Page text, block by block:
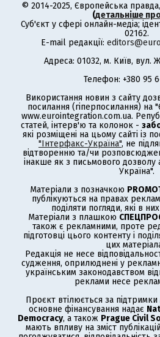
© 2014-2025, Європейська
(детальніше
Суб'єкт у сфері онлайн-медіа;
02162.
E-mail редакції:
Адреса: 01032, м. Київ, вул.
Телефон: +380 95
Використання новин з сайту
посилання (гіперпосилання) на
www.eurointegration.com.ua.
статей, інтерв'ю та колонок -
які розміщені на цьому сайті із
"Інтерфакс-Україна", не
відтворенню та/чи
інакше як з письмового дозволу
Україна".
Матеріали з позначкою
публікуються на правах
поділяти погляди, які в
Матеріали з плашкою
також є рекламними, проте
підготовці цього контенту і
цих
Редакція не несе
судження, оприлюднені у
українським законодавством
реклами несе
Проєкт втілюється за
основне фінансування надає
Democracy, а також Prague Civil
мають впливу на зміст